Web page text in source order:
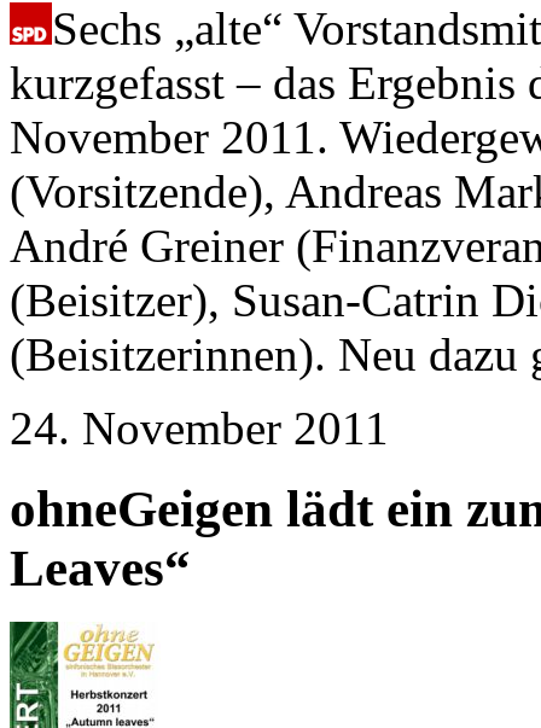
Sechs „alte“
kurzgefasst – das Ergebnis
November 2011.
(Vorsitzende), Andreas
André Greiner
(Beisitzer), Susan-Catrin
(Beisitzerinnen). Neu dazu
24. November 2011
ohneGeigen lädt ein
Leaves“